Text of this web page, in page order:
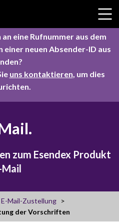
eine Rufnummer aus dem
neuen Absender-ID aus
uns kontaktieren, um dies
zum Esendex Produkt
Mail
E-Mail-Zustellung
der Vorschriften